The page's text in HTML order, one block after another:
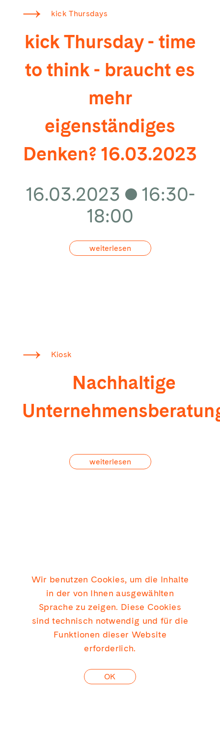
Wir benutzen Cookies, um die Inhalte
in der von Ihnen ausgewählten
Sprache zu zeigen. Diese Cookies
sind technisch notwendig und für die
Funktionen dieser Website
erforderlich.
OK
kick Thursdays
kick Thursday - time
to think - braucht es
mehr
eigenständiges
Denken? 16.03.2023
16.03.2023
16:30-
18:00
weiterlesen
Kiosk
Nachhaltige
weiterlesen
Interview mit Neu-
Gesellschafter
Florian Tietjen